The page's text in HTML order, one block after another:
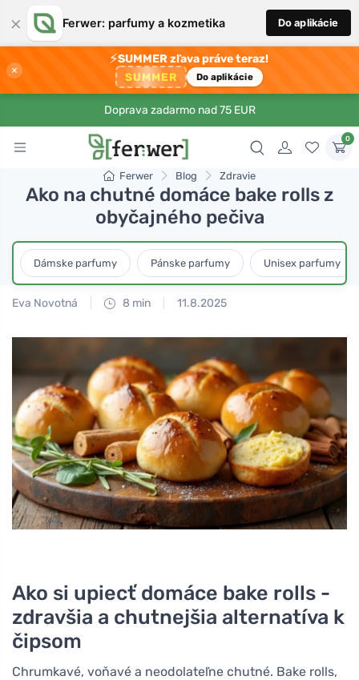
× Ferwer: parfumy a kozmetika Do aplikácie
×
⚡SUMMER zľava práve teraz!
SUMMER Do aplikácie
Doprava zadarmo nad 75 EUR
0
Ferwer Blog Zdravie
Ako na chutné domáce bake rolls z
obyčajného pečiva
Dámske parfumy Pánske parfumy Unisex parfumy
Eva Novotná 8 min 11.8.2025
Ako si upiecť domáce bake rolls -
zdravšia a chutnejšia alternatíva k
čipsom
Chrumkavé, voňavé a neodolateľne chutné. Bake rolls,